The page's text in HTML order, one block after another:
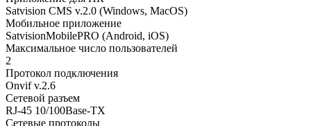
Satvision CMS v.2.0 (Windows, MacOS)
Мобильное приложение
SatvisionMobilePRO (Android, iOS)
Максимальное число пользователей
2
Протокол подключения
Onvif v.2.6
Сетевой разъем
RJ-45 10/100Base-TX
Сетевые протоколы